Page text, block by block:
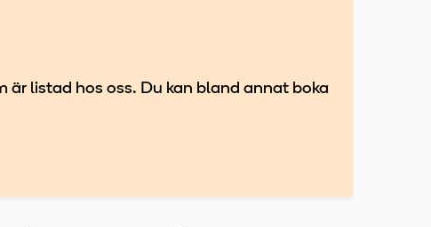
listad hos oss. Du kan bland annat boka